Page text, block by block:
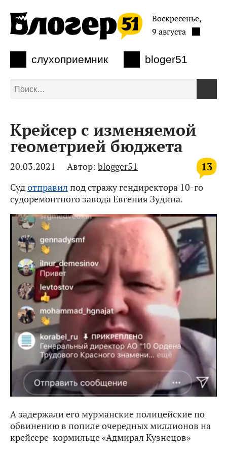
слухоприемник bloger51
Воскресенье,
9 августа
Крейсер с изменяемой
геометрией бюджета
13
20.03.2021 Автор: blogger51
Судотправил под стражу гендиректора 10-го
судоремонтного завода Евгения Зудина.
А задержали его мурманские полицейские по
обвинению в попиле очередных миллионов на
крейсере-кормильце «Адмирал Кузнецов»